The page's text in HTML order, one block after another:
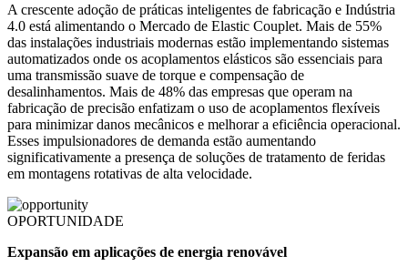
A crescente adoção de práticas inteligentes de fabricação e Indústria
4.0 está alimentando o Mercado de Elastic Couplet. Mais de 55%
das instalações industriais modernas estão implementando sistemas
automatizados onde os acoplamentos elásticos são essenciais para
uma transmissão suave de torque e compensação de
desalinhamentos. Mais de 48% das empresas que operam na
fabricação de precisão enfatizam o uso de acoplamentos flexíveis
para minimizar danos mecânicos e melhorar a eficiência operacional.
Esses impulsionadores de demanda estão aumentando
significativamente a presença de soluções de tratamento de feridas
em montagens rotativas de alta velocidade.
OPORTUNIDADE
Expansão em aplicações de energia renovável